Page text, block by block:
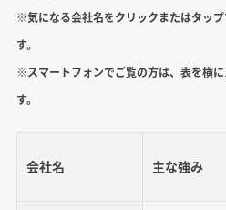
※気になる会社名をクリックまたはタッ
す。
※スマートフォンでご覧の方は、表を横
す。
会社名 主な強み